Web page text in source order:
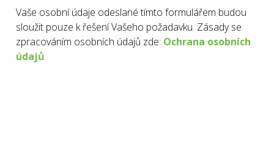
Vaše osobní údaje odeslané tímto formulářem budou
sloužit pouze k řešení Vašeho požadavku. Zásady se
zpracováním osobních údajů zde: Ochrana osobních
údajů